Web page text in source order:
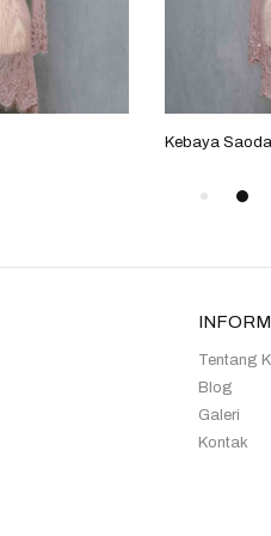
Kebaya
Tentang
Blog
Galeri
Kontak